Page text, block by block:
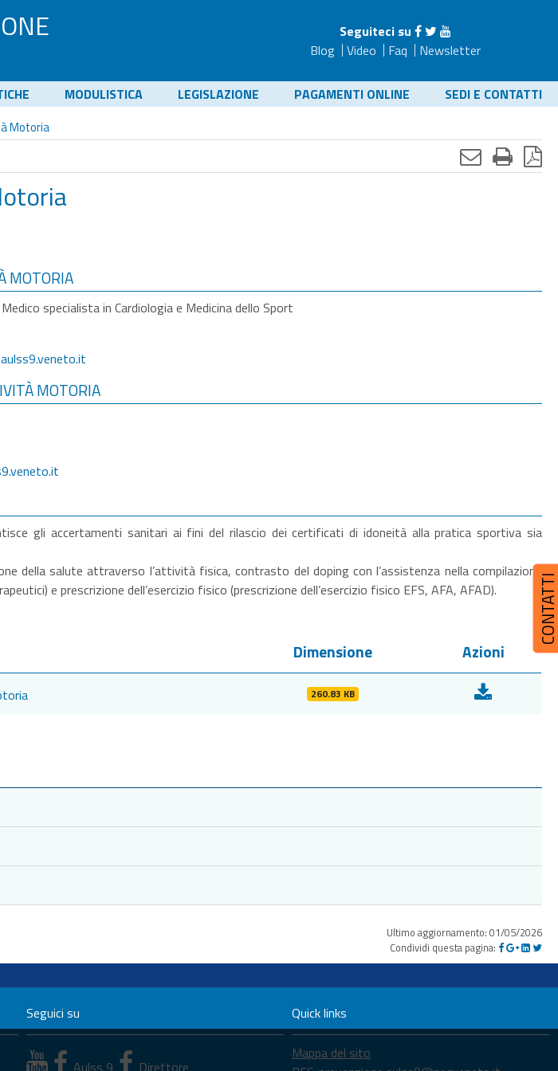
Seguiteci su
Blog
Video Faq Newsletter
MODULISTICA LEGISLAZIONE PAGAMENTI ONLINE SEDI E CONTATTI
Motoria
MOTORIA
specialista in Cardiologia e Medicina dello Sport
MOTORIA
gli accertamenti sanitari ai fini del rilascio dei certificati di idoneità alla pratica sportiva sia
della salute attraverso l’attività fisica, contrasto del doping con l’assistenza nella compilazione
e prescrizione dell’esercizio fisico (prescrizione dell’esercizio fisico EFS, AFA, AFAD).
Dimensione Azioni
260.83 KB
Ultimo aggiornamento: 01/05/2026
Condividi questa pagina:
Seguici su
Aulss 9 Direttore
Quick links
Mappa del sito